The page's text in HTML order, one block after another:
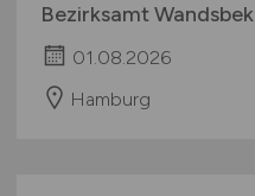
Bezirksamt Wandsbek
01.08.2026
Hamburg